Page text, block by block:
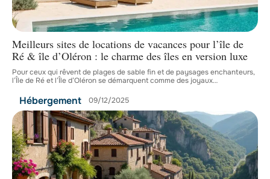
Meilleurs sites de locations de vacances pour l’île de
Ré & île d’Oléron : le charme des îles en version luxe
Pour ceux qui rêvent de plages de sable fin et de paysages enchanteurs,
l’Île de Ré et l’Île d’Oléron se démarquent comme des joyaux…
Hébergement 09/12/2025